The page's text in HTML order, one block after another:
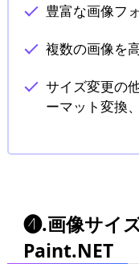
豊富な画像フ
複数の画像を
サイズ変更の
ーマット変換
❹.画像サイ
Paint.NET